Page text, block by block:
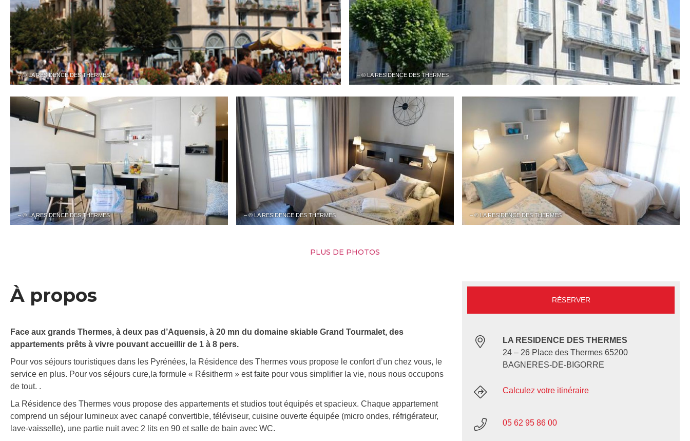
– © LA RESIDENCE DES THERMES – © LA RESIDENCE DES THERMES
– © LA RESIDENCE DES THERMES – © LA RESIDENCE DES THERMES – © LA RESIDENCE DES THERMES
PLUS DE PHOTOS
À propos
Face aux grands Thermes, à deux pas d’Aquensis, à 20 mn du domaine skiable Grand Tourmalet, des
appartements prêts à vivre pouvant accueillir de 1 à 8 pers.
Pour vos séjours touristiques dans les Pyrénées, la Résidence des Thermes vous propose le confort d’un chez vous, le
service en plus. Pour vos séjours cure,la formule « Résitherm » est faite pour vous simplifier la vie, nous nous occupons
de tout. .
La Résidence des Thermes vous propose des appartements et studios tout équipés et spacieux. Chaque appartement
comprend un séjour lumineux avec canapé convertible, téléviseur, cuisine ouverte équipée (micro ondes, réfrigérateur,
lave-vaisselle), une partie nuit avec 2 lits en 90 et salle de bain avec WC.
RÉSERVER
LA RESIDENCE DES THERMES
24 – 26 Place des Thermes 65200
BAGNERES-DE-BIGORRE
Calculez votre itinéraire
05 62 95 86 00